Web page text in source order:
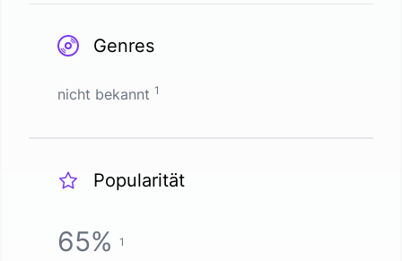
Genres
nicht bekannt 1
Popularität
65% 1